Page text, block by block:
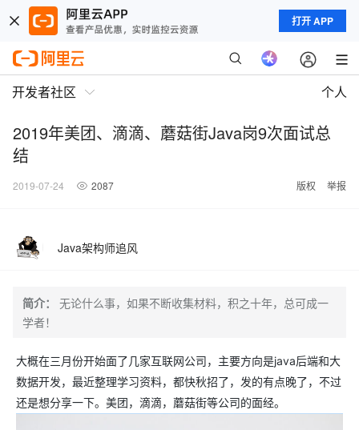
打开 APP
开发者社区 个人
2019年美团、滴滴、蘑菇街Java岗9次面试总
结
2019-07-24 2087 版权 举报
Java架构师追风
简介：
无论什么事，如果不断收集材料，积之十年，总可成一
学者！
大概在三月份开始面了几家互联网公司，主要方向是java后端和大
数据开发，最近整理学习资料，都快秋招了，发的有点晚了，不过
还是想分享一下。美团，滴滴，蘑菇街等公司的面经。